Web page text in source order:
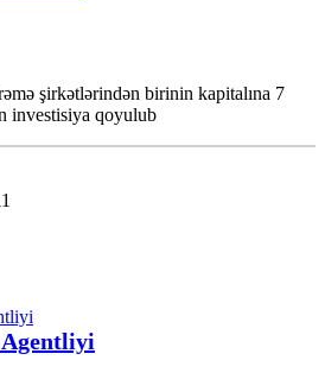
şirkətlərindən birinin kapitalına 7
investisiya qoyulub